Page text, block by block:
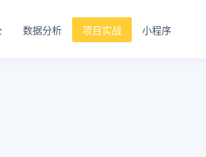
数据分析 项目实战 小程序